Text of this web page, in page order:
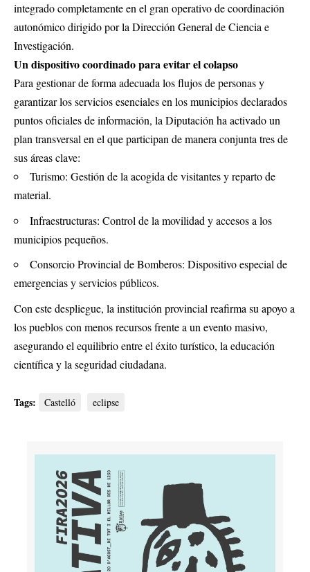
integrado completamente en el gran operativo de coordinación
autonómico dirigido por la Dirección General de Ciencia e
Investigación.
Un dispositivo coordinado para evitar el colapso
Para gestionar de forma adecuada los flujos de personas y
garantizar los servicios esenciales en los municipios declarados
puntos oficiales de información, la Diputación ha activado un
plan transversal en el que participan de manera conjunta tres de
sus áreas clave:
Turismo: Gestión de la acogida de visitantes y reparto de
material.
Infraestructuras: Control de la movilidad y accesos a los
municipios pequeños.
Consorcio Provincial de Bomberos: Dispositivo especial de
emergencias y servicios públicos.
Con este despliegue, la institución provincial reafirma su apoyo a
los pueblos con menos recursos frente a un evento masivo,
asegurando el equilibrio entre el éxito turístico, la educación
científica y la seguridad ciudadana.
Tags: Castelló eclipse